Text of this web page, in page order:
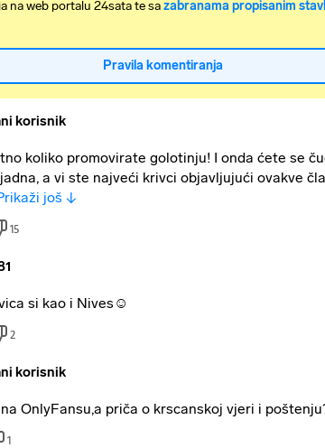
na web portalu 24sata te sazabranama propisanim
Pravila komentiranja
korisnik
koliko promovirate golotinju! I onda ćete se
a vi ste najveći krivci objavljujući ovakve
još ↓
15
si kao i Nives☺️
2
korisnik
OnlyFansu,a priča o krscanskoj vjeri i
1